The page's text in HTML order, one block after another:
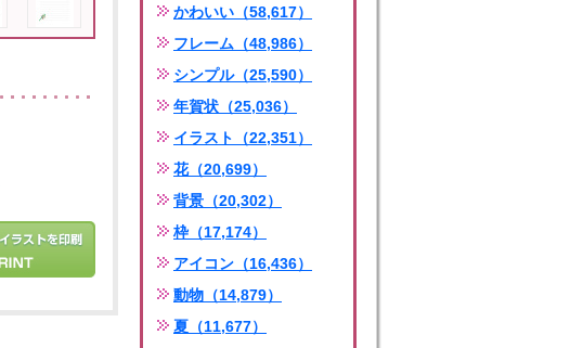
かわいい（58,617）
フレーム（48,986）
シンプル（25,590）
年賀状（25,036）
イラスト（22,351）
花（20,699）
背景（20,302）
枠（17,174）
アイコン（16,436）
動物（14,879）
夏（11,677）